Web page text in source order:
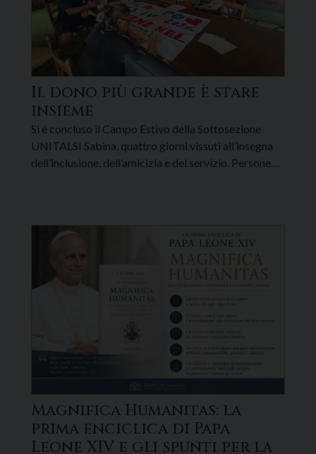
Il dono più grande è stare
insieme
Si è concluso il Campo Estivo della Sottosezione
UNITALSI Sabina, quattro giorni vissuti all’insegna
dell’inclusione, dell’amicizia e del servizio. Persone…
Magnifica Humanitas: la
prima enciclica di Papa
Leone XIV e gli spunti per la